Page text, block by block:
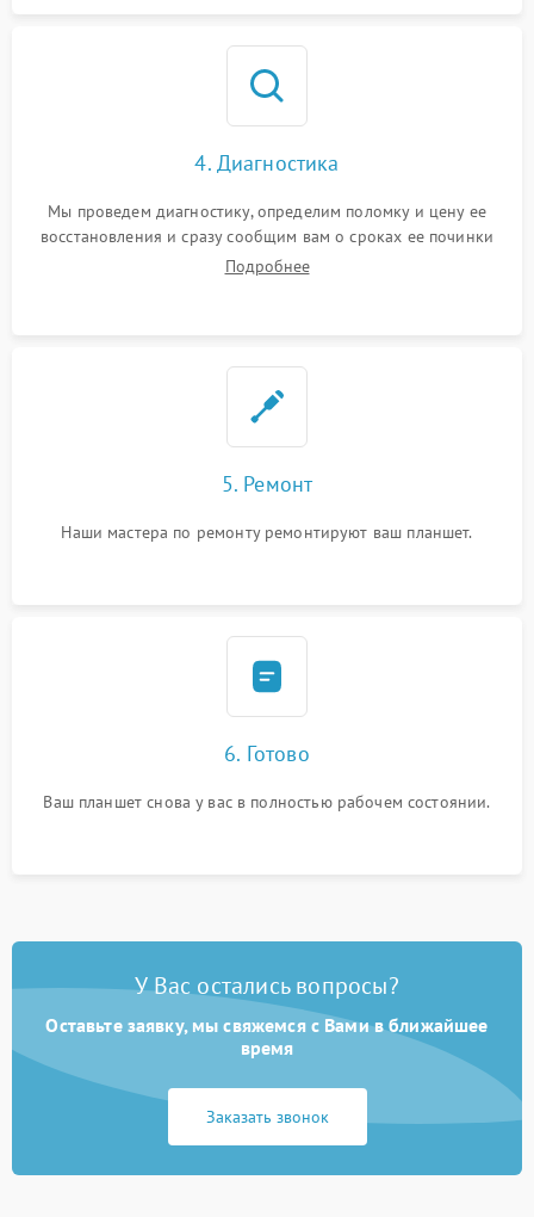
4. Диагностика
Мы проведем диагностику, определим поломку и цену ее
восстановления и сразу сообщим вам о сроках ее починки
Подробнее
5. Ремонт
Наши мастера по ремонту ремонтируют ваш планшет.
6. Готово
Ваш планшет снова у вас в полностью рабочем состоянии.
У Вас остались вопросы?
Оставьте заявку, мы свяжемся с Вами в ближайшее
время
Заказать звонок